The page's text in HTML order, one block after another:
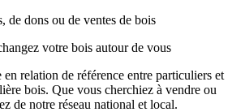
de dons ou de ventes de bois
votre bois autour de vous
relation de référence entre particuliers et
bois. Que vous cherchiez à vendre ou
de notre réseau national et local.